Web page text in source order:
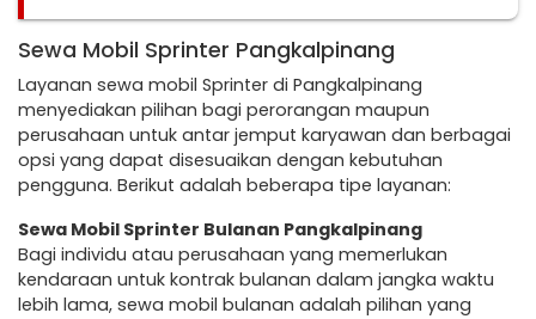
Sewa Mobil Sprinter Pangkalpinang
Layanan sewa mobil Sprinter di Pangkalpinang
menyediakan pilihan bagi perorangan maupun
perusahaan untuk antar jemput karyawan dan berbagai
opsi yang dapat disesuaikan dengan kebutuhan
pengguna. Berikut adalah beberapa tipe layanan:
Sewa Mobil Sprinter Bulanan Pangkalpinang
Bagi individu atau perusahaan yang memerlukan
kendaraan untuk kontrak bulanan dalam jangka waktu
lebih lama, sewa mobil bulanan adalah pilihan yang